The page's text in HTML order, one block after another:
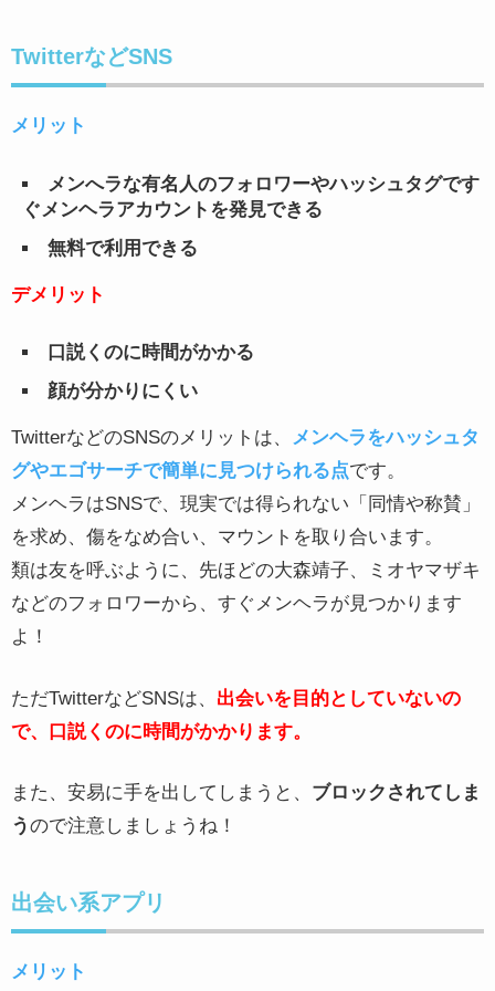
TwitterなどSNS
メリット
メンへラな有名人のフォロワーやハッシュタグです
ぐメンヘラアカウントを発見できる
無料で利用できる
デメリット
口説くのに時間がかかる
顔が分かりにくい
TwitterなどのSNSのメリットは、 メンヘラをハッシュタ
グやエゴサーチで簡単に見つけられる点です。
メンヘラはSNSで、現実では得られない「同情や称賛」
を求め、傷をなめ合い、マウントを取り合います。
類は友を呼ぶように、先ほどの大森靖子、ミオヤマザキ
などのフォロワーから、すぐメンヘラが見つかります
よ！
ただTwitterなどSNSは、 出会いを目的としていないの
で、口説くのに時間がかかります。
また、安易に手を出してしまうと、 ブロックされてしま
うので注意しましょうね！
出会い系アプリ
メリット